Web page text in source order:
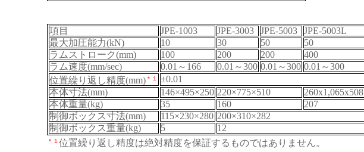
項目 JPE-1003 JPE-3003 JPE-5003 JPE-5003L
最大加圧能力(kN)
10 30 50 50
ラムストローク(mm)
100 200 200 400
ラム速度(mm/sec)
0.01 ～166 0.01 ～300 0.01 ～300 0.01 ～300
位置繰り返し精度(mm) ＊１
±0.01
本体寸法(mm)
146×495×250 220×775×510 260x1,065x508
本体重量(kg)
35 160 207
制御ボックス寸法(mm)
115×230×280 200×310×282
制御ボックス重量(kg)
5 12
＊１ 位置繰り返し精度は絶対精度を保証するものではありません。